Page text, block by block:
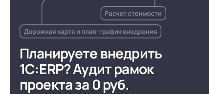
Планируете внедрить
1С:ERP?Аудит рамок
проекта за 0 руб.